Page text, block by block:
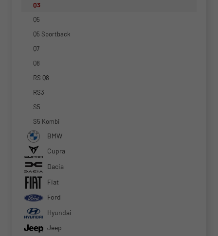
Q3
Q5
Q5 Sportback
Q7
Q8
RS Q8
RS3
S5
S5 Kombi
BMW
Cupra
Dacia
Fiat
Ford
Hyundai
Jeep